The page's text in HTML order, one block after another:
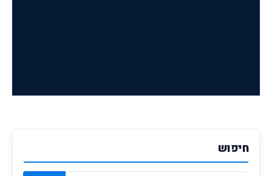
חיפוש